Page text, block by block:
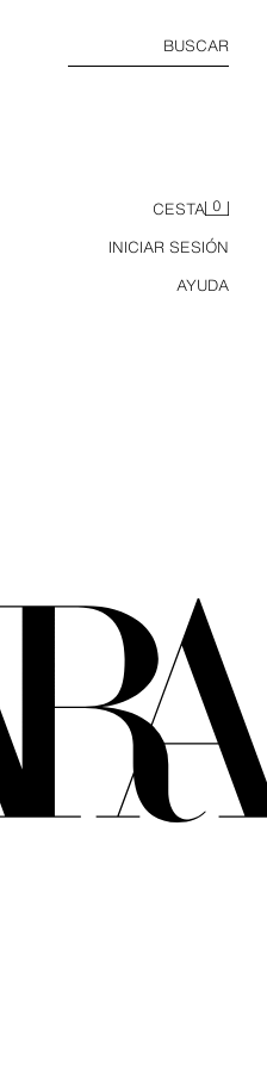
BUSCAR
CESTA 0
INICIAR SESIÓN
AYUDA